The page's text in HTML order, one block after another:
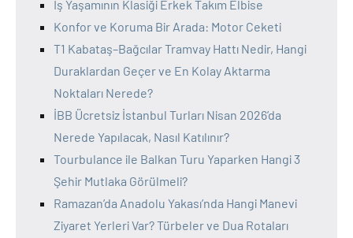
İş Yaşamının Klasiği Erkek Takım Elbise
Konfor ve Koruma Bir Arada: Motor Ceketi
T1 Kabataş–Bağcılar Tramvay Hattı Nedir, Hangi
Duraklardan Geçer ve En Kolay Aktarma
Noktaları Nerede?
İBB Ücretsiz İstanbul Turları Nisan 2026’da
Nerede Yapılacak, Nasıl Katılınır?
Tourbulance ile Balkan Turu Yaparken Hangi 3
Şehir Mutlaka Görülmeli?
Ramazan’da Anadolu Yakası’nda Hangi Manevi
Ziyaret Yerleri Var? Türbeler ve Dua Rotaları